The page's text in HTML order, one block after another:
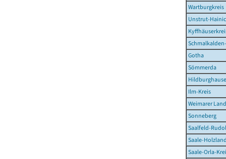
Wartburgkreis
Unstrut-
Gotha
Sömmerda
Ilm-Kreis
Weimarer Land
Sonneberg
Saalfeld-
Saale-
Saale-Orla-